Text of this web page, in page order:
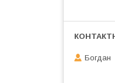
Богдан